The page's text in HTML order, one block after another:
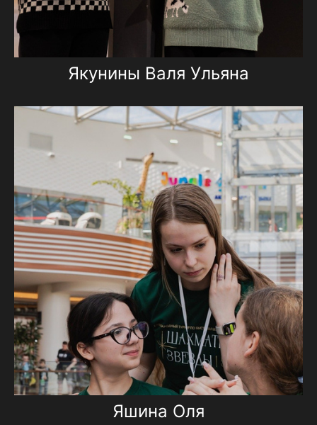
Якунины Валя Ульяна
Яшина Оля